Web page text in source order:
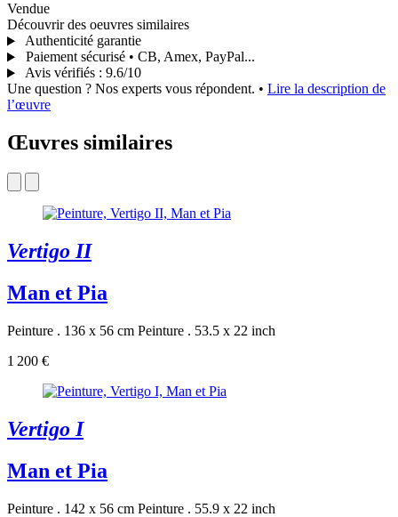
Vendue
Découvrir des oeuvres similaires
Authenticité garantie
Paiement sécurisé • CB, Amex, PayPal...
Avis vérifiés : 9.6/10
Une question ? Nos experts vous répondent. • Lire la description de
l’œuvre
Œuvres similaires
Vertigo II
Man et Pia
Peinture . 136 x 56 cm Peinture . 53.5 x 22 inch
1 200 €
Vertigo I
Man et Pia
Peinture . 142 x 56 cm Peinture . 55.9 x 22 inch